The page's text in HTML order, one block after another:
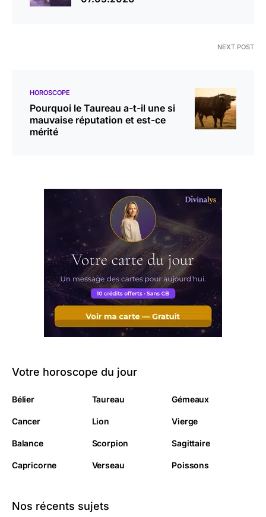
NEXT POST
HOROSCOPE
Pourquoi le Taureau a-t-il une si
mauvaise réputation et est-ce
mérité
Votre horoscope du jour
Bélier Taureau Gémeaux
Cancer Lion Vierge
Balance Scorpion Sagittaire
Capricorne Verseau Poissons
Nos récents sujets